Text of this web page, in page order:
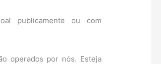
publicamente ou com
operados por nós. Esteja